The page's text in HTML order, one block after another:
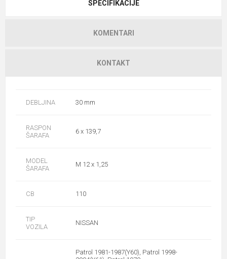
SPECIFIKACIJE
KOMENTARI
KONTAKT
DEBLJINA 30 mm
RASPON
ŠARAFA
6 x 139,7
MODEL
ŠARAFA
M 12 x 1,25
CB 110
TIP
VOZILA
NISSAN
Patrol 1981-1987(Y60), Patrol 1998-